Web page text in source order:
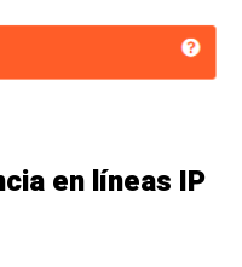
en líneas IP